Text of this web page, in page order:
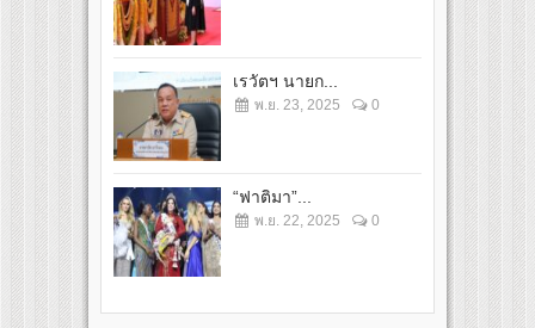
เรวัตฯ นายก...
พ.ย. 23, 2025 0
“ฟาติมา”...
พ.ย. 22, 2025 0